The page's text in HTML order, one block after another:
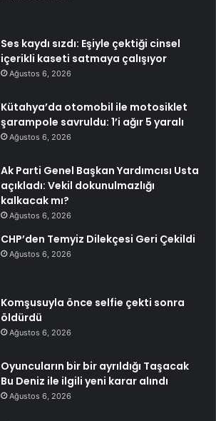
Ses kaydı sızdı: Eşiyle çektiği cinsel
içerikli kaseti satmaya çalışıyor
Ağustos 6, 2026
Kütahya’da otomobil ile motosiklet
şarampole savruldu: 1’i ağır 5 yaralı
Ağustos 6, 2026
Ak Parti Genel Başkan Yardımcısı Usta
açıkladı: Vekil dokunulmazlığı
kalkacak mı?
Ağustos 6, 2026
CHP’den Temyiz Dilekçesi Geri Çekildi
Ağustos 6, 2026
Komşusuyla önce selfie çekti sonra
öldürdü
Ağustos 6, 2026
Oyuncuların bir bir ayrıldığı Taşacak
Bu Deniz ile ilgili yeni karar alındı
Ağustos 6, 2026